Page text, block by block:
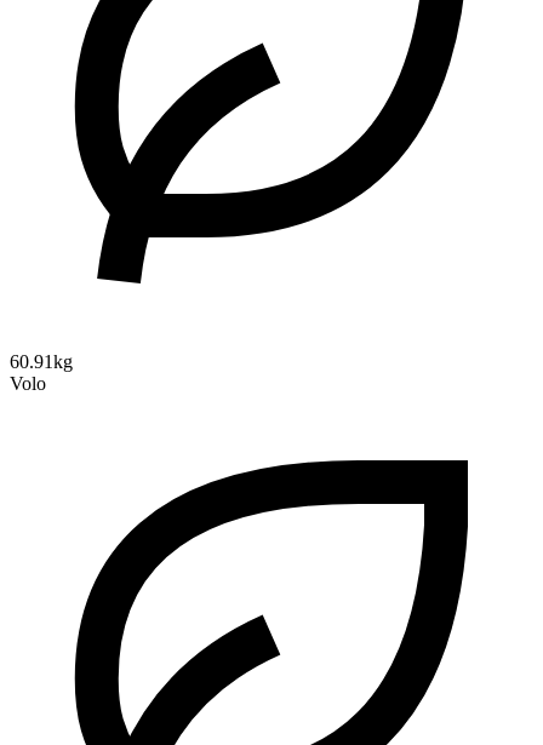
60.91kg
Volo